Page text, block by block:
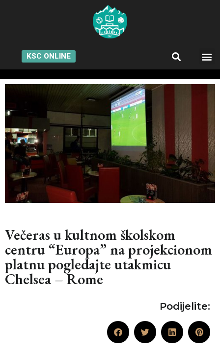
KSC ONLINE
Večeras u kultnom školskom
centru “Europa” na projekcionom
platnu pogledajte utakmicu
Chelsea – Rome
Podijelite: